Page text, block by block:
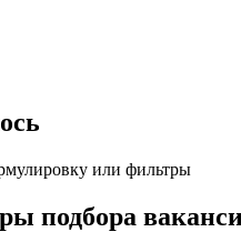
или фильтры
подбора